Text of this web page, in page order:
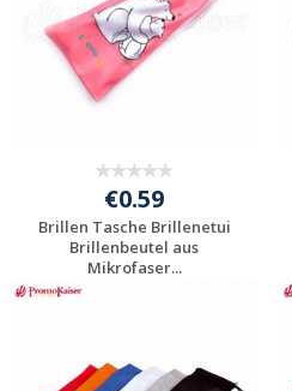
€0.59
Brillen Tasche Brillenetui
Brillenbeutel aus
Mikrofaser...